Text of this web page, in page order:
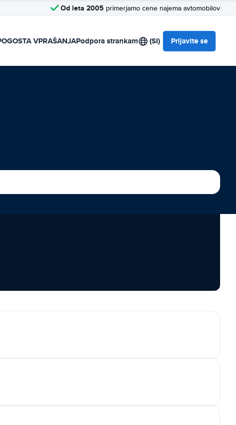
Od leta 2005 primerjamo cene najema avtomobilov
VPRAŠANJAPodpora strankam (SI) Prijavite se